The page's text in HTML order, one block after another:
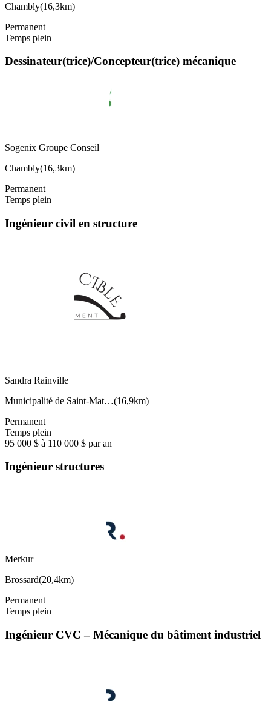
Chambly(16,3km)
Permanent
Temps plein
Dessinateur(trice)/Concepteur(trice) mécanique
Sogenix Groupe Conseil
Chambly(16,3km)
Permanent
Temps plein
Ingénieur civil en structure
Sandra Rainville
Municipalité de Saint-Mat…(16,9km)
Permanent
Temps plein
95 000 $ à 110 000 $ par an
Ingénieur structures
Merkur
Brossard(20,4km)
Permanent
Temps plein
Ingénieur CVC – Mécanique du bâtiment industriel